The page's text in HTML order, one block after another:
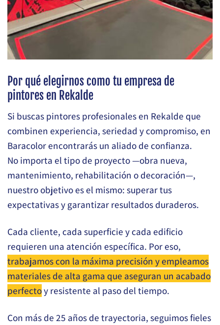
Por qué elegirnos como tu empresa de
pintores en Rekalde
Si buscas pintores profesionales en Rekalde que
combinen experiencia, seriedad y compromiso, en
Baracolor encontrarás un aliado de confianza.
No importa el tipo de proyecto —obra nueva,
mantenimiento, rehabilitación o decoración—,
nuestro objetivo es el mismo: superar tus
expectativas y garantizar resultados duraderos.
Cada cliente, cada superficie y cada edificio
requieren una atención específica. Por eso,
trabajamos con la máxima precisión y empleamos
materiales de alta gama que aseguran un acabado
perfectoy resistente al paso del tiempo.
Con más de 25 años de trayectoria, seguimos fieles